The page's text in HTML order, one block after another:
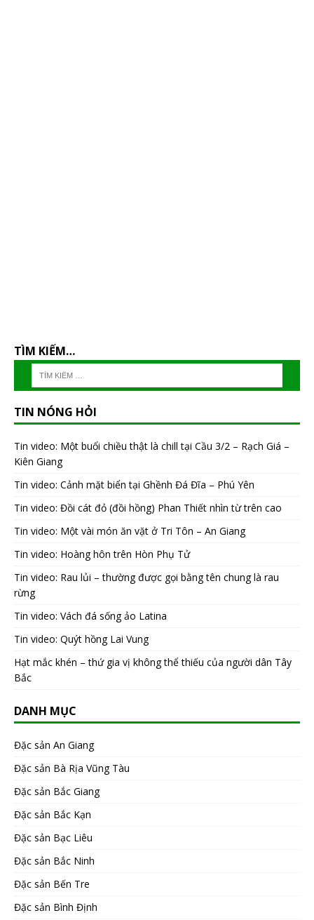
TÌM KIẾM…
TIN NÓNG HỎI
Tin video: Một buổi chiều thật là chill tại Cầu 3/2 – Rạch Giá –
Kiên Giang
Tin video: Cảnh mặt biển tại Ghềnh Đá Đĩa – Phú Yên
Tin video: Đồi cát đỏ (đồi hồng) Phan Thiết nhìn từ trên cao
Tin video: Một vài món ăn vặt ở Tri Tôn – An Giang
Tin video: Hoàng hôn trên Hòn Phụ Tử
Tin video: Rau lủi – thường được gọi bằng tên chung là rau
rừng
Tin video: Vách đá sống ảo Latina
Tin video: Quýt hồng Lai Vung
Hạt mắc khén – thứ gia vị không thể thiếu của người dân Tây
Bắc
DANH MỤC
Đặc sản An Giang
Đặc sản Bà Rịa Vũng Tàu
Đặc sản Bắc Giang
Đặc sản Bắc Kạn
Đặc sản Bạc Liêu
Đặc sản Bắc Ninh
Đặc sản Bến Tre
Đặc sản Bình Định